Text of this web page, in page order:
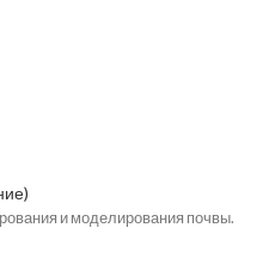
и моделирования почвы.